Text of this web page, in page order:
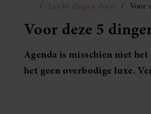
Leuke dingen doen Voor
Voor deze 5
Agenda is misschien niet
het geen overbodige luxe.